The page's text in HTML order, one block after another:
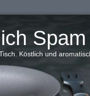
Spam
Köstlich und